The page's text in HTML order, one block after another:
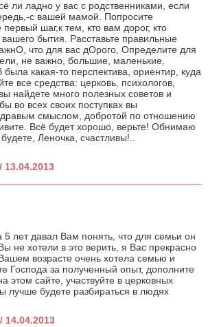
ли ладно у вас с родственниками, если
с вашей мамой. Попросите
шаг,к тем, кто вам дорог, кто
бытия. Расставьте правильные
что для вас дОрого, Определите для
не важно, большие, маленькие,
была какая-то перспектива, ориентир, куда
все средства: церковь, психологов,
вы найдете много полезных советов и
во всех своих поступках вы
смыслом, добротой по отношению
Всё будет хорошо, верьте! Обнимаю
Леночка, счастливы!..
13.04.2013
лет давал Вам понять, что для семьи он
не хотели в это верить, я Вас прекрасно
возрасте очень хотела семью и
Господа за полученный опыт, дополните
этом сайте, участвуйте в церковных
лучше будете разбираться в людях
14.04.2013